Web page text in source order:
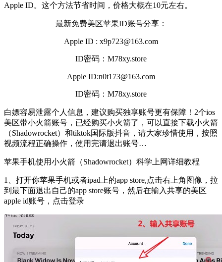
Apple ID。这个方法节省时间，价格大概在10元左右。
最新免费美区苹果ID账号分享：
Apple ID : x9p723@163.com
ID密码：M78xy.store
Apple ID:n0t173@163.com
ID密码：M78xy.store
白嫖容易泄露个人信息，建议购买独享账号更有保障！2个ios
美区带小火箭账号，已经购买小火箭了，可以直接下载小火箭
（Shadowrocket）和tiktok国际版抖音，请大家珍惜使用，按照
视频流程正确操作，使用完请退出账号…
苹果手机使用小火箭（Shadowrocket）科学上网详细教程
1、打开你苹果手机或者ipad上的app store,点击右上角图像，拉
到最下面退出自己的app store账号，然后在输入共享的美区
apple id账号，点击登录